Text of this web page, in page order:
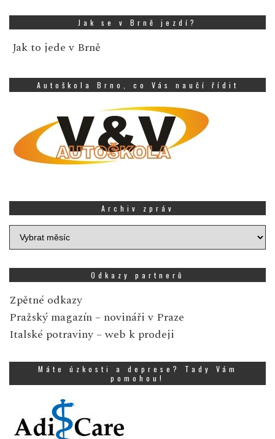
Jak se v Brně jezdí?
Jak to jede v Brně
Autoškola Brno, co Vás naučí řídit
Archiv zpráv
Archiv
zpráv
Odkazy partnerů
Zpětné odkazy
Pražský magazín – novináři v Praze
Italské potraviny – web k prodeji
Máte úzkosti a deprese? Tady Vám
pomohou!